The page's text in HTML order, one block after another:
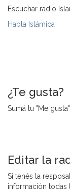
Escuchar radio
Habla Islámica
¿Te gusta?
Sumá tu "Me
Editar la
Si tenés la
información todas